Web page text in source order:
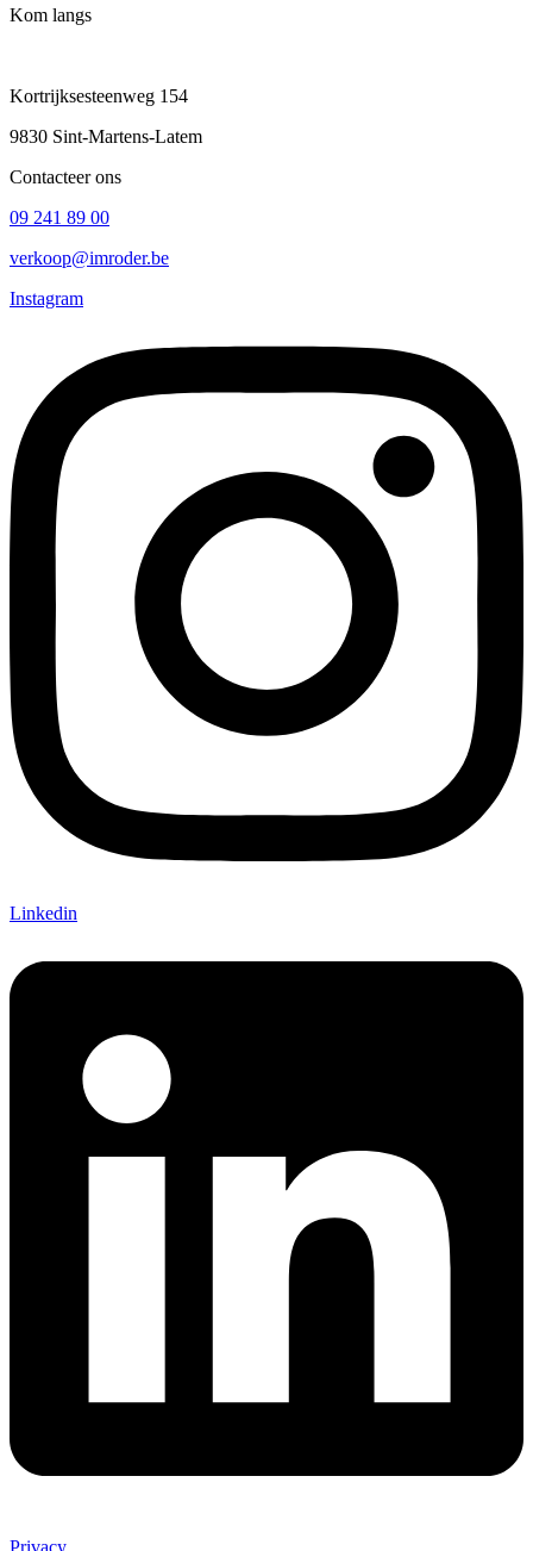
Kom langs
Kortrijksesteenweg 154
9830 Sint-Martens-Latem
Contacteer ons
09 241 89 00
verkoop@imroder.be
Instagram
Linkedin
Privacy